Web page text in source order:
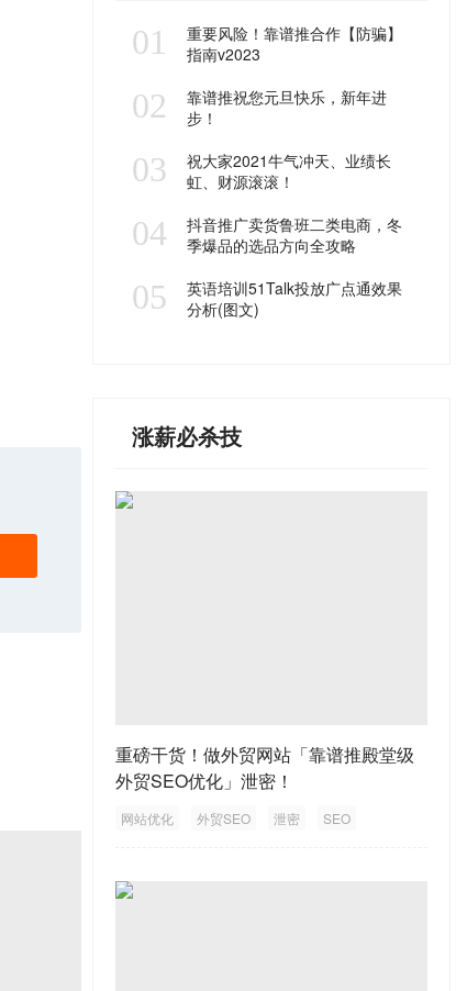
01
重要风险！靠谱推合作【防骗】
指南v2023
02
靠谱推祝您元旦快乐，新年进
步！
03
祝大家2021牛气冲天、业绩长
虹、财源滚滚！
04
抖音推广卖货鲁班二类电商，冬
季爆品的选品方向全攻略
05
英语培训51Talk投放广点通效果
分析(图文)
涨薪必杀技
重磅干货！做外贸网站「靠谱推殿堂级
外贸SEO优化」泄密！
网站优化 外贸SEO 泄密
SEO